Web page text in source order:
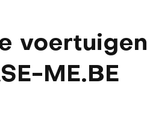
voertuigen
ME.BE